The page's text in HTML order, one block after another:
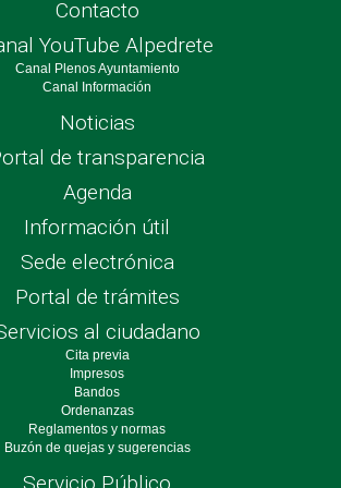
Contacto
YouTube Alpedrete
Canal Plenos Ayuntamiento
Canal Información
Noticias
de transparencia
Agenda
Información útil
Sede electrónica
Portal de trámites
al ciudadano
Cita previa
Impresos
Bandos
Ordenanzas
Reglamentos y normas
Buzón de quejas y sugerencias